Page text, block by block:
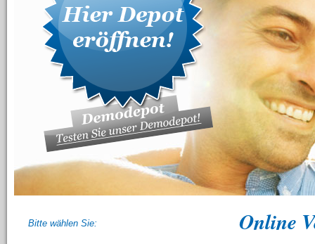
Bitte wählen Sie: Online